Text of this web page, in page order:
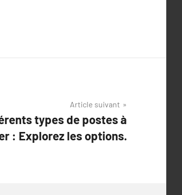
Article suivant
types de postes à
: Explorez les options.